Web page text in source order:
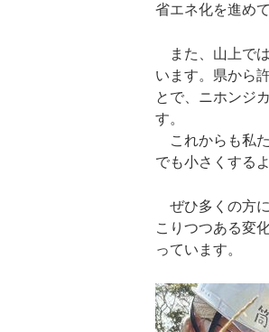
省エネ化を進め
また、山上で
います。県から
とで、ニホンジ
す。
これからも私
でも小さくする
ぜひ多くの方
こりつつある変
っています。